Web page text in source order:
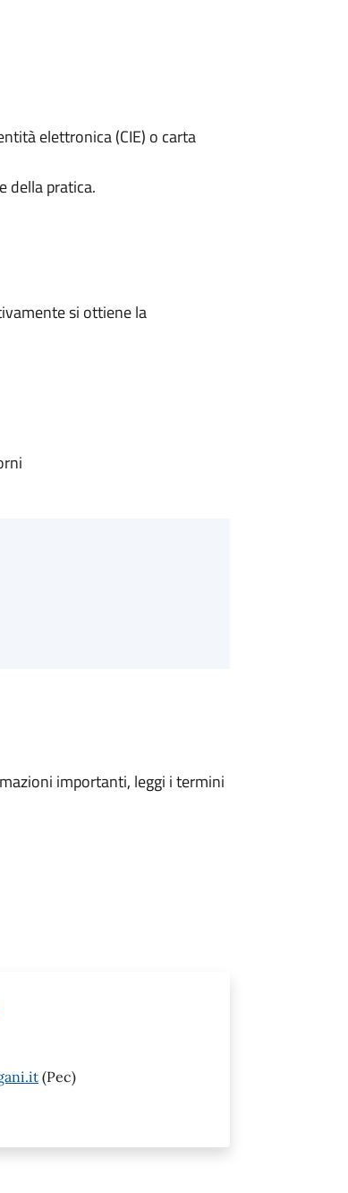
elettronica (CIE) o carta
della pratica.
si ottiene la
importanti, leggi i termini
(Pec)